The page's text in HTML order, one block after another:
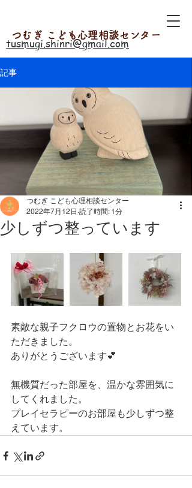
つむぎ こども心理相談センター
tusmugi.shinri@gmail.com
記事
少しずつ整っています
つむぎ こども心理相談センター
2022年7月12日 読了時間: 1分
素敵な親子フクロウの置物とお花をい
ただきました。
ありがとうございます💕
無機質だった部屋を、温かな雰囲気に
してくれました。
プレイセラピーのお部屋も少しずつ整
えています。